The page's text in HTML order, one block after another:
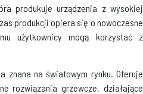
produkuje urządzenia z wysokiej
produkcji opiera się o nowoczesne
użytkownicy mogą korzystać z
znana na światowym rynku. Oferuje
rozwiązania grzewcze, działające